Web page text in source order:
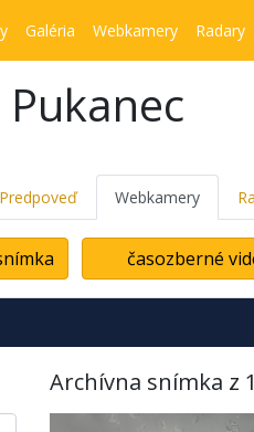
Galéria Webkamery Radary
Predpoveď Webkamery
časozberné
Archívna snímka z